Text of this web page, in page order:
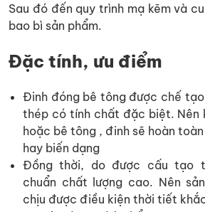
Sau đó đến quy trình mạ kẽm và
bao bì sản phẩm.
Đặc tính, ưu điểm
Đinh đóng bê tông được chế tạo
thép có tính chất đặc biệt. Nên
hoặc bê tông , đinh sẽ hoàn
hay biến dạng
Đồng thời, do được cấu tạo
chuẩn chất lượng cao. Nên
chịu được điều kiện thời tiết